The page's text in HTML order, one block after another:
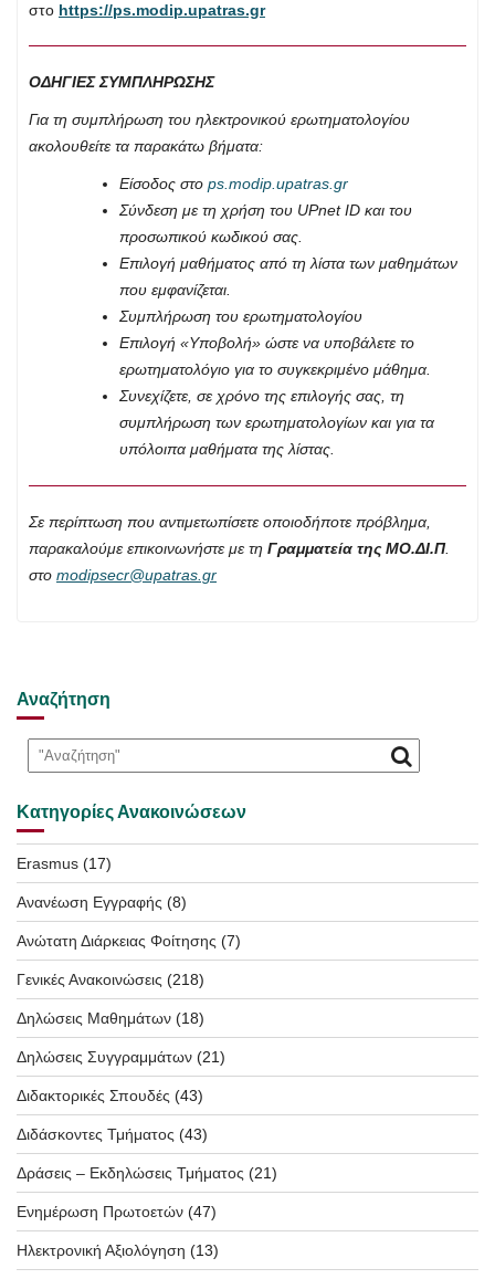
στο https://ps.modip.upatras.gr
ΟΔΗΓΙΕΣ ΣΥΜΠΛΗΡΩΣΗΣ
Για τη συμπλήρωση του ηλεκτρονικού ερωτηματολογίου
ακολουθείτε τα παρακάτω βήματα:
Είσοδος στο ps.modip.upatras.gr
Σύνδεση με τη χρήση του UPnet ID και του
προσωπικού κωδικού σας.
Επιλογή μαθήματος από τη λίστα των μαθημάτων
που εμφανίζεται.
Συμπλήρωση του ερωτηματολογίου
Επιλογή «Υποβολή» ώστε να υποβάλετε το
ερωτηματολόγιο για το συγκεκριμένο μάθημα.
Συνεχίζετε, σε χρόνο της επιλογής σας, τη
συμπλήρωση των ερωτηματολογίων και για τα
υπόλοιπα μαθήματα της λίστας.
Σε περίπτωση που αντιμετωπίσετε οποιοδήποτε πρόβλημα,
παρακαλούμε επικοινωνήστε με τη Γραμματεία της ΜΟ.ΔΙ.Π.
στο modipsecr@upatras.gr
Αναζήτηση
Κατηγορίες Ανακοινώσεων
Erasmus (17)
Ανανέωση Εγγραφής (8)
Ανώτατη Διάρκειας Φοίτησης (7)
Γενικές Ανακοινώσεις (218)
Δηλώσεις Μαθημάτων (18)
Δηλώσεις Συγγραμμάτων (21)
Διδακτορικές Σπουδές (43)
Διδάσκοντες Τμήματος (43)
Δράσεις – Εκδηλώσεις Τμήματος (21)
Ενημέρωση Πρωτοετών (47)
Ηλεκτρονική Αξιολόγηση (13)